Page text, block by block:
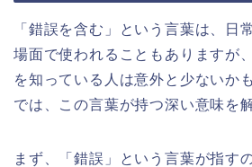
「錯誤を含む」という言葉は、日
場面で使われることもありますが
を知っている人は意外と少ないか
では、この言葉が持つ深い意味を
まず、「錯誤」という言葉が指す